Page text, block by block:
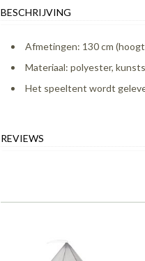
BESCHRIJVING
Afmetingen: 130 cm
Materiaal: polyester,
Het speeltent wordt
REVIEWS